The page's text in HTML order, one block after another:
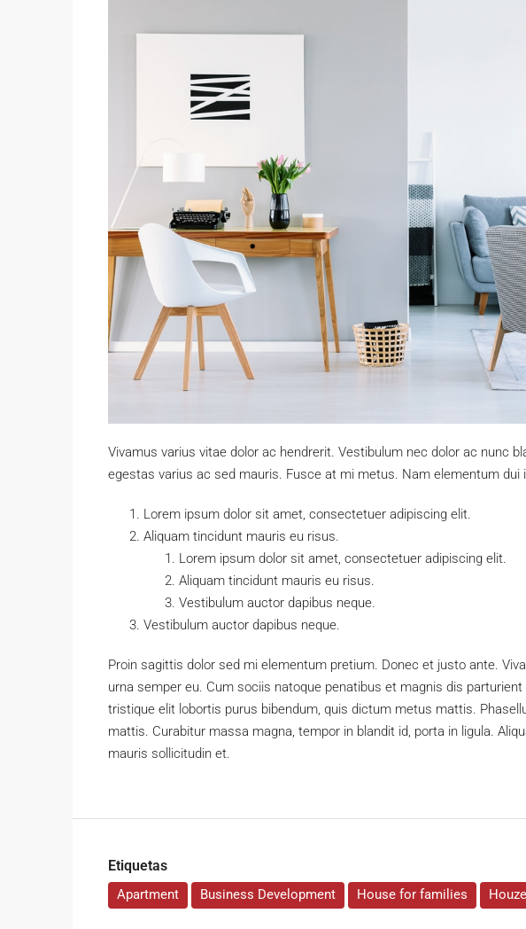
Vivamus varius vitae dolor ac hendrerit. Vestibulum nec dolor ac nunc
egestas varius ac sed mauris. Fusce at mi metus. Nam elementum dui
Lorem ipsum dolor sit amet, consectetuer adipiscing elit.
Aliquam tincidunt mauris eu risus.
Lorem ipsum dolor sit amet, consectetuer adipiscing elit.
Aliquam tincidunt mauris eu risus.
Vestibulum auctor dapibus neque.
Vestibulum auctor dapibus neque.
Proin sagittis dolor sed mi elementum pretium. Donec et justo ante.
urna semper eu. Cum sociis natoque penatibus et magnis dis
tristique elit lobortis purus bibendum, quis dictum metus mattis.
mattis. Curabitur massa magna, tempor in blandit id, porta in ligula.
mauris sollicitudin et.
Etiquetas
Apartment Business Development House for families